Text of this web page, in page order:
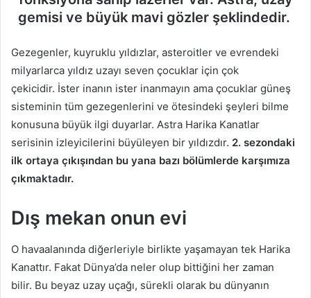
gemisi ve büyük mavi gözler şeklindedir.
Gezegenler, kuyruklu yıldızlar, asteroitler ve evrendeki
milyarlarca yıldız uzayı seven çocuklar için çok
çekicidir. İster inanın ister inanmayın ama çocuklar güneş
sisteminin tüm gezegenlerini ve ötesindeki şeyleri bilme
konusuna büyük ilgi duyarlar. Astra Harika Kanatlar
serisinin izleyicilerini büyüleyen bir yıldızdır. 2. sezondaki
ilk ortaya çıkışından bu yana bazı bölümlerde karşımıza
çıkmaktadır.
Dış mekan onun evi
O havaalanında diğerleriyle birlikte yaşamayan tek Harika
Kanattır. Fakat Dünya’da neler olup bittiğini her zaman
bilir. Bu beyaz uzay uçağı, sürekli olarak bu dünyanın